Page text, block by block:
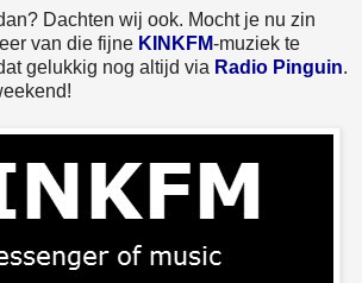
Dachten wij ook. Mocht je nu zin
van die fijne KINKFM-muziek te
gelukkig nog altijd via Radio Pinguin.